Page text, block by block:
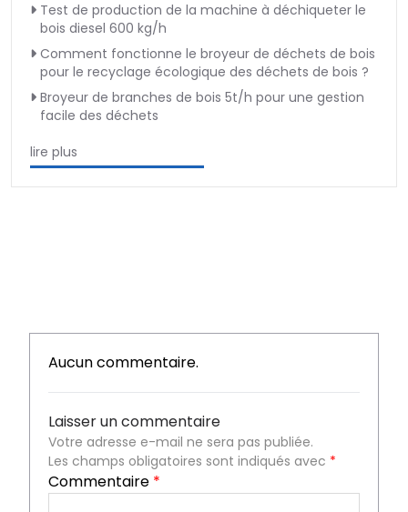
Test de production de la machine à déchiqueter le
bois diesel 600 kg/h
Comment fonctionne le broyeur de déchets de bois
pour le recyclage écologique des déchets de bois ?
Broyeur de branches de bois 5t/h pour une gestion
facile des déchets
lire plus
Aucun commentaire.
Laisser un commentaire
Votre adresse e-mail ne sera pas publiée.
Les champs obligatoires sont indiqués avec *
Commentaire *